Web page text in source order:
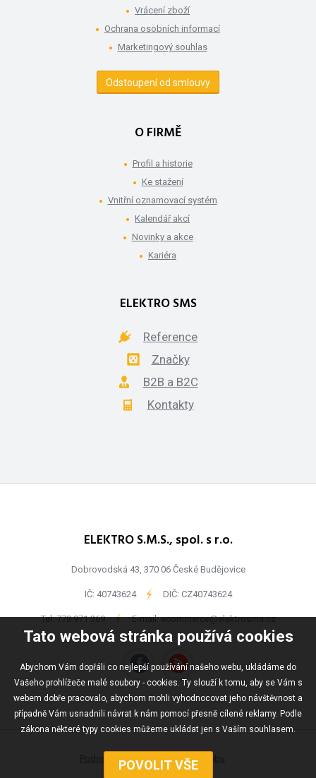
Tato webová stránka používá cookies
Abychom Vám dopřáli co nejlepší používání našeho webu, ukládáme do
Vašeho prohlížeče malé soubory - cookies. Ty slouží k tomu, aby se Vám s
webem dobře pracovalo, abychom mohli vyhodnocovat jeho návštěvnost a
případně Vám usnadnili návrat k nám pomocí přesně cílené reklamy. Podle
zákona některé typy cookies můžeme ukládat jen s Vaším souhlasem.
Vrácení zboží
Ochrana osobních informací
Marketingový souhlas
Odstoupení od smlouvy
O FIRMĚ
Profil a historie
Ke stažení
Vnitřní oznamovací systém
Kalendář akcí
Novinky a akce
Kariéra
ELEKTRO SMS
Reference
Značky
B2B a B2C
Kontakty
ELEKTRO S.M.S., spol. s r.o.
Dobrovodská 43, 370 06 České Budějovice
IČ: 40743624 - DIČ: CZ40743624
Tel:778 971 369 - E-mail:ecommerce@elektrosms.cz
Podmínky užívání Mapa webu